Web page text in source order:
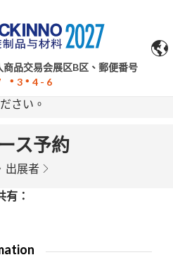
は参考情報であり、不正確な
点がある場合は、原文をご参
さい。
品交易会展区B区、郵便番号
3 4 - 6
ス予約
出展者
有：